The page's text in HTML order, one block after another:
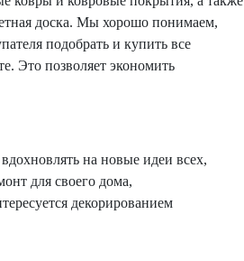
доска. Мы хорошо понимаем,
подобрать и купить все
Это позволяет экономить
на новые идеи всех,
для своего дома,
декорированием